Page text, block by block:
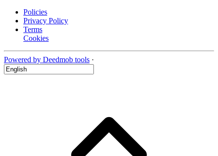
Policies
Privacy Policy
Terms
Cookies
Powered by Deedmob tools ·